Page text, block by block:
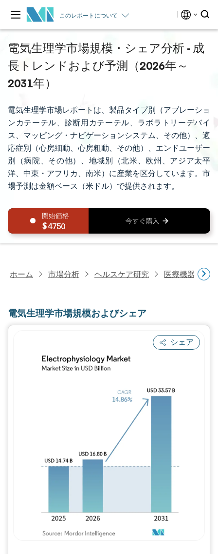
このレポートについて
電気生理学市場規模・シェア分析 - 成
長トレンドおよび予測（2026年～
2031年）
電気生理学市場レポートは、製品タイプ別（アブレーショ
ンカテーテル、診断用カテーテル、ラボラトリーデバイ
ス、マッピング・ナビゲーションシステム、その他）、適
応症別（心房細動、心房粗動、その他）、エンドユーザー
別（病院、その他）、地域別（北米、欧州、アジア太平
洋、中東・アフリカ、南米）に産業を区分しています。市
場予測は金額ベース（米ドル）で提供されます。
4750
ホーム 市場分析 ヘルスケア研究 医療機器研究
電気生理学市場規模およびシェア
シェア
画像 © Mordor Intelligence。再利用には